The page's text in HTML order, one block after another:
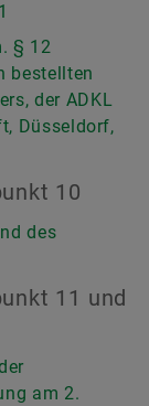
§ 12
bestellten
der ADKL
Düsseldorf,
10
des
11 und
am 2.